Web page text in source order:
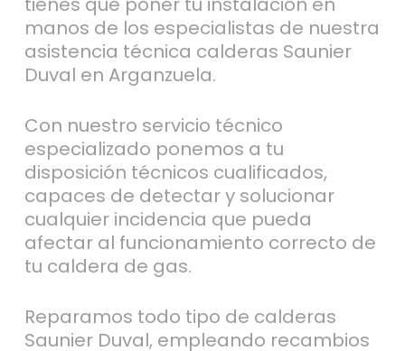
manos de los especialistas de nuestra
asistencia técnica calderas Saunier
Duval en Arganzuela.
Con nuestro servicio técnico
especializado ponemos a tu
disposición técnicos cualificados,
capaces de detectar y solucionar
cualquier incidencia que pueda
afectar al funcionamiento correcto de
tu caldera de gas.
Reparamos todo tipo de calderas
Saunier Duval, empleando recambios